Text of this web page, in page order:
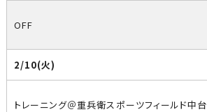
OFF
2/10(火)
トレーニング＠重兵衛スポーツフィールド中台